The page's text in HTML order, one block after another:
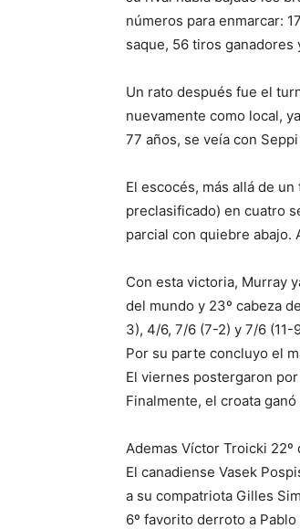
números para enmarcar:
saque, 56 tiros ganadores
Un rato después fue el
nuevamente como local,
77 años, se veía con
El escocés, más allá de
preclasificado) en cuatro
parcial con quiebre abajo.
Con esta victoria, Murray
del mundo y 23º cabeza
3), 4/6, 7/6 (7-2) y 7/6
Por su parte concluyo el
El viernes postergaron
Finalmente, el croata
Ademas Víctor Troicki
El canadiense Vasek
a su compatriota Gilles
6º favorito derroto a